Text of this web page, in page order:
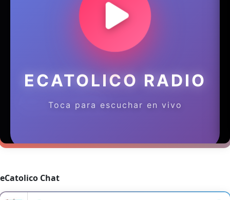
eCatolico Chat